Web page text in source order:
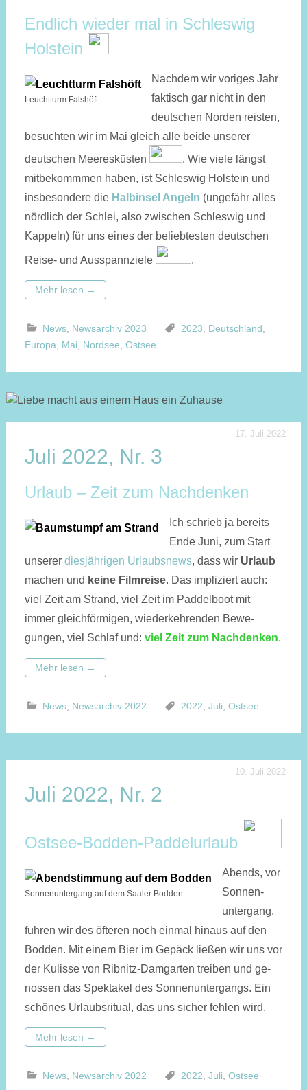
Endlich wieder mal in Schleswig
Holstein
Leuchtturm Falshöft
Nachdem wir voriges Jahr
faktisch gar nicht in den
deutschen Norden reisten,
besuchten wir im Mai gleich alle beide unserer
deutschen Meeresküsten
. Wie viele längst
mitbekommmen haben, ist Schleswig Holstein und
insbesondere die Halbinsel Angeln (ungefähr alles
nördlich der Schlei, also zwischen Schleswig und
Kappeln) für uns eines der beliebtesten deutschen
Reise- und Ausspannziele .
Mehr lesen →
News, Newsarchiv 2023 2023 Deutschland
Europa
Mai Nordsee Ostsee
17. Juli 2022
Juli 2022, Nr. 3
Urlaub – Zeit zum Nachdenken
Ich schrieb ja bereits
Ende Juni, zum Start
unserer diesjährigen Urlaubsnews, dass wir Urlaub
machen und keine Filmreise. Das impliziert auch:
viel Zeit am Strand, viel Zeit im Paddel­boot mit
immer gleich­förmigen, wie­der­kehren­den Be­we­
gungen, viel Schlaf und: viel Zeit zum Nachdenken.
Mehr lesen →
News, Newsarchiv 2022 2022 Juli Ostsee
10. Juli 2022
Juli 2022, Nr. 2
Ostsee-Bodden-Paddelurlaub
Sonnenuntergang auf dem Saaler Bodden
Abends, vor
Son­nen­
unter­gang,
fuh­ren wir des öf­teren noch einmal hinaus auf den
Bodden. Mit einem Bier im Ge­päck ließen wir uns vor
der Ku­lis­se von Ribnitz-Dam­garten trei­ben und ge­
nos­sen das Spek­takel des Sonnen­unter­gangs. Ein
schönes Urlaubs­ritual, das uns sicher fehlen wird.
Mehr lesen →
News, Newsarchiv 2022 2022 Juli Ostsee